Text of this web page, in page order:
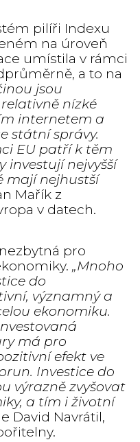
pilíři Indexu
na úroveň
umístila v rámci
a to na
jsou
nízké
internetem a
státní správy.
EU patří k těm
investují nejvyšší
mají nejhustší
Mařík z
v datech.
pro
„Mnoho
do
významný a
ekonomiku.
má pro
efekt ve
Investice do
výrazně zvyšovat
a tím i životní
David Navrátil,